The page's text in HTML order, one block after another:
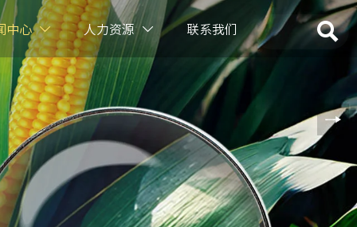
中心  人力资源  联系我们 